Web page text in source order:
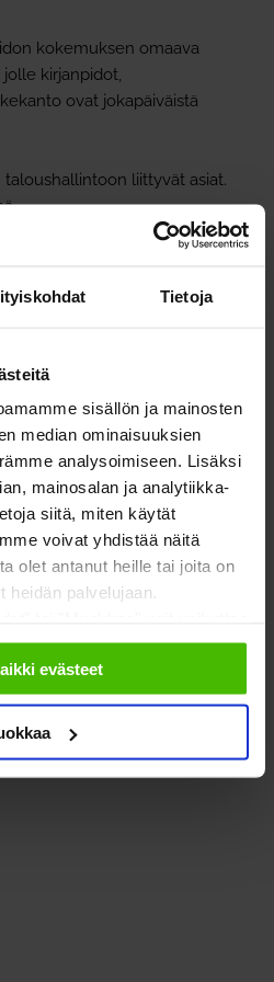
Tietoja
sisällön ja mainosten
median ominaisuuksien
analysoimiseen. Lisäksi
mainosalan ja analytiikka-
siitä, miten käytät
voivat yhdistää näitä
olet antanut heille tai joita on
heidän palvelujaan.
evästeet
kokemuksen omaava
kirjanpidot,
ovat jokapäiväistä
liittyvät asiat.
ja kirjanpitokeskuksen
asiantuntijana